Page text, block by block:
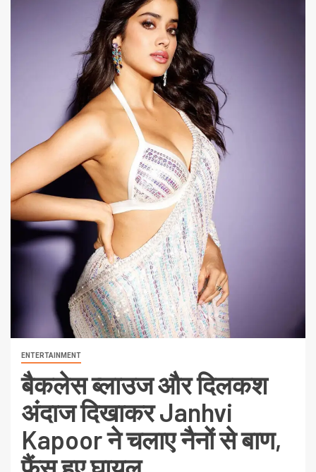
ENTERTAINMENT
बैकलेस ब्लाउज और दिलकश
अंदाज दिखाकर Janhvi
Kapoor ने चलाए नैनों से बाण,